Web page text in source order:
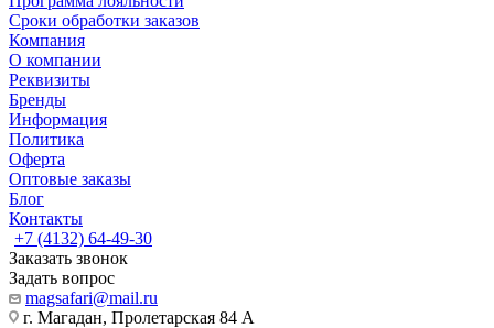
Сроки обработки заказов
Компания
О компании
Реквизиты
Бренды
Информация
Политика
Оферта
Оптовые заказы
Блог
Контакты
+7 (4132) 64-49-30
Заказать звонок
Задать вопрос
magsafari@mail.ru
г. Магадан, Пролетарская 84 А